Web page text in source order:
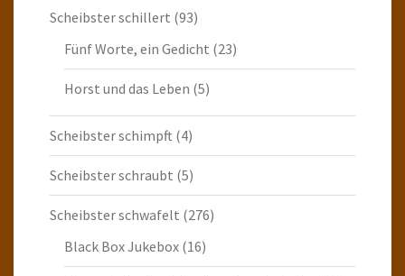
Scheibster schillert (93)
Fünf Worte, ein Gedicht (23)
Horst und das Leben (5)
Scheibster schimpft (4)
Scheibster schraubt (5)
Scheibster schwafelt (276)
Black Box Jukebox (16)